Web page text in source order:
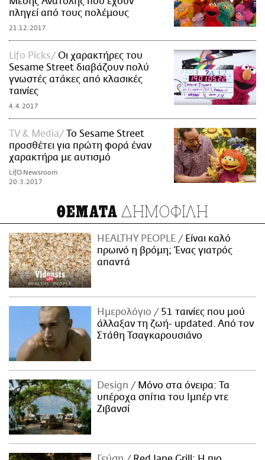
πληγεί από τους πολέμους
21.12.2017
Lifo Picks
Οι χαρακτήρες του
Sesame Street διαβάζουν πολύ
γνωστές ατάκες από κλασικές
ταινίες
4.4.2017
TV & Media
Το Sesame Street
προσθέτει για πρώτη φορά έναν
χαρακτήρα με αυτισμό
LifO Newsroom
20.3.2017
ΘΕΜΑΤΑ ΔΗΜΟΦΙΛΗ
HEALTHY PEOPLE
Είναι καλό
πρωινό η βρόμη; Ένας γιατρός
απαντά
Ημερολόγιο
51 ταινίες που μού
άλλαξαν τη ζωή- updated. Aπό τον
Στάθη Τσαγκαρουσιάνο
Design
Μόνο στα όνειρα: Τα
υπέροχα σπίτια του Ιμπέρ ντε
Ζιβανσί